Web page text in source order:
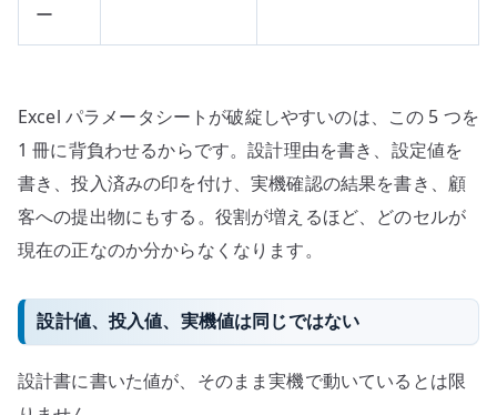
ー
Excel パラメータシートが破綻しやすいのは、この 5 つを
1 冊に背負わせるからです。設計理由を書き、設定値を
書き、投入済みの印を付け、実機確認の結果を書き、顧
客への提出物にもする。役割が増えるほど、どのセルが
現在の正なのか分からなくなります。
設計値、投入値、実機値は同じではない
設計書に書いた値が、そのまま実機で動いているとは限